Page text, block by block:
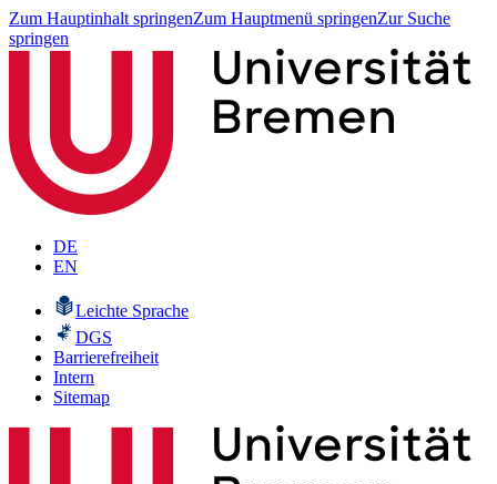
Zum Hauptinhalt springenZum Hauptmenü springenZur Suche
springen
DE
EN
Leichte Sprache
DGS
Barrierefreiheit
Intern
Sitemap